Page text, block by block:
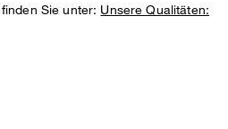
Sie unter: Unsere Qualitäten: